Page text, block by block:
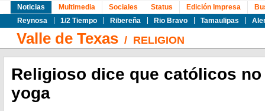
Noticias
Reynosa
1/2 Tiempo Ribereña Rio Bravo Tamaulipas
Multimedia Sociales Status Edición Impresa
Valle de Texas / RELIGION
Religioso dice que católicos
yoga